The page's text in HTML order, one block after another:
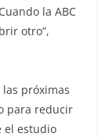
la ABC
otro”,
próximas
para reducir
el estudio